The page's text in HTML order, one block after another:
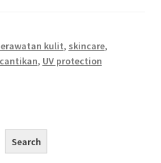
kulit, skincare,
, UV protection
Search